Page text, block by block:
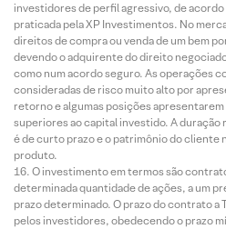
investidores de perfil agressivo, de
praticada pela XP Investimentos. No
direitos de compra ou venda de um bem
devendo o adquirente do direito
como num acordo seguro. As operações
consideradas de risco muito alto por
retorno e algumas posições
superiores ao capital investido. A
é de curto prazo e o patrimônio do cliente
produto.
O investimento em termos são
determinada quantidade de ações, a um
prazo determinado. O prazo do contrato
pelos investidores, obedecendo o prazo